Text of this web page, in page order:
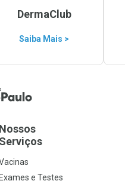
DermaClub
Saiba Mais >
Nossos
Serviços
Exames e Testes